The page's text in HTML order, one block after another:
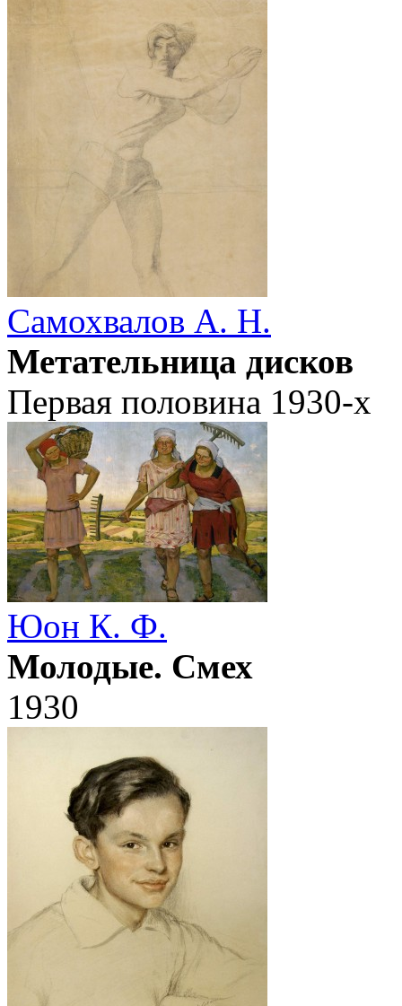
Самохвалов А. Н.
Метательница дисков
Первая половина 1930-х
Юон К. Ф.
Молодые. Смех
1930